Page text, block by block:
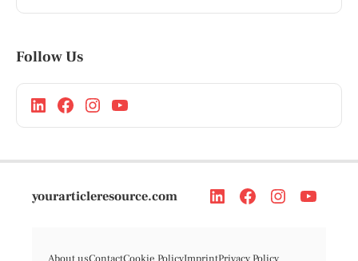
Follow Us
yourarticleresource.com
About usContactCookie PolicyImprintPrivacy Policy